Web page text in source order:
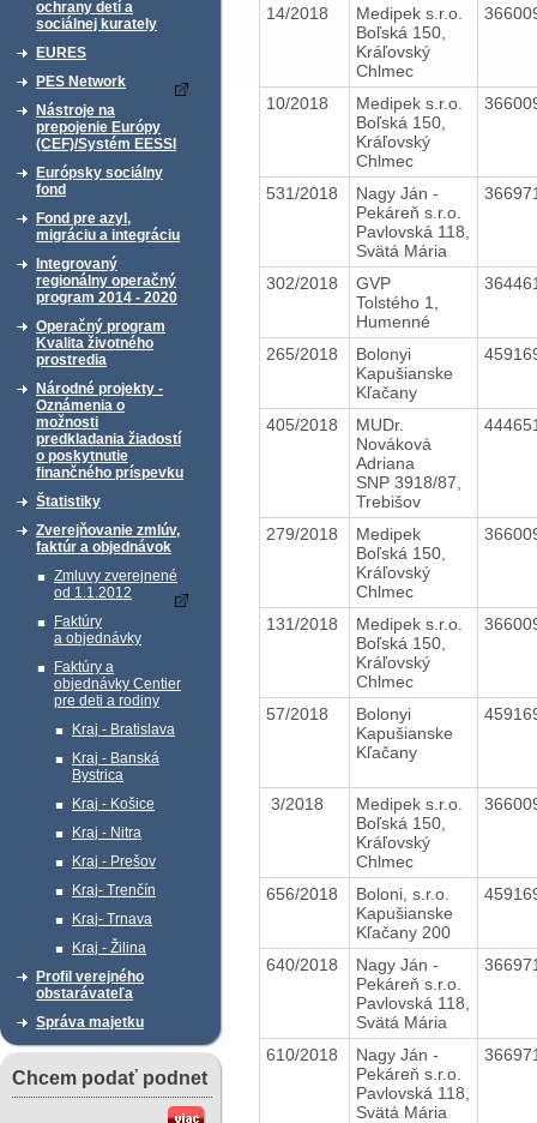
ochrany detí a
sociálnej kurately
EURES
PES Network
Nástroje na
prepojenie Európy
(CEF)/Systém EESSI
Európsky sociálny
fond
Fond pre azyl,
migráciu a integráciu
Integrovaný
regionálny operačný
program 2014 - 2020
Operačný program
Kvalita životného
prostredia
Národné projekty -
Oznámenia o
možnosti
predkladania žiadostí
o poskytnutie
finančného príspevku
Štatistiky
Zverejňovanie zmlúv,
faktúr a objednávok
Zmluvy zverejnené
od 1.1.2012
Faktúry
a objednávky
Faktúry a
objednávky Centier
pre deti a rodiny
Kraj - Bratislava
Kraj - Banská
Bystrica
Kraj - Košice
Kraj - Nitra
Kraj - Prešov
Kraj- Trenčín
Kraj- Trnava
Kraj - Žilina
Profil verejného
obstarávateľa
Správa majetku
Chcem podať podnet
14/2018
Medipek s.r.o.
Boľská 150,
Kráľovský
Chlmec
10/2018
Medipek s.r.o.
Boľská 150,
Kráľovský
Chlmec
531/2018
Nagy Ján -
Pekáreň s.r.o.
Pavlovská 118,
Svätá Mária
302/2018
GVP
Tolstého 1,
Humenné
265/2018
Bolonyi
Kapušianske
Kľačany
405/2018
MUDr.
Nováková
Adriana
SNP 3918/87,
Trebišov
279/2018
Medipek
Boľská 150,
Kráľovský
Chlmec
131/2018
Medipek s.r.o.
Boľská 150,
Kráľovský
Chlmec
57/2018
Bolonyi
Kapušianske
Kľačany
3/2018
Medipek s.r.o.
Boľská 150,
Kráľovský
Chlmec
656/2018
Boloni, s.r.o.
Kapušianske
Kľačany 200
640/2018
Nagy Ján -
Pekáreň s.r.o.
Pavlovská 118,
Svätá Mária
610/2018
Nagy Ján -
Pekáreň s.r.o.
Pavlovská 118,
Svätá Mária